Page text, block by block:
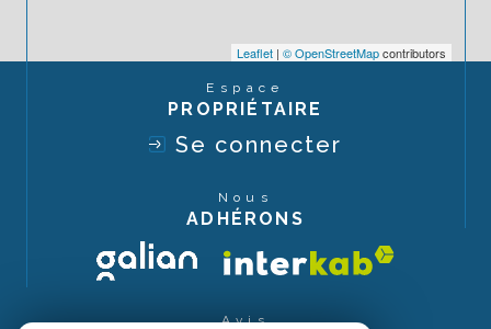
Leaflet | © OpenStreetMapcontributors
Espace
PROPRIÉTAIRE
Se connecter
Nous
ADHÉRONS
Avis